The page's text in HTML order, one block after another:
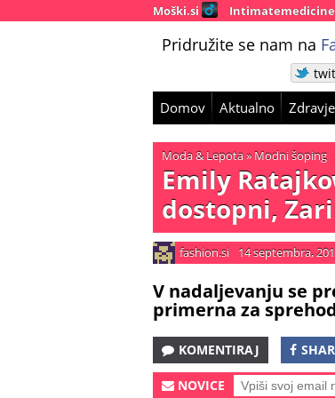
Moški.si Intimatemedicine
Pridružite se nam na
Domov Aktualno Zdravje
Moda & Lepota» Modni šoping
Emily
dostopni,
fashion.si 14 septembra,
V nadaljevanju se
primerna za
KOMENTIRAJ
NOVICE